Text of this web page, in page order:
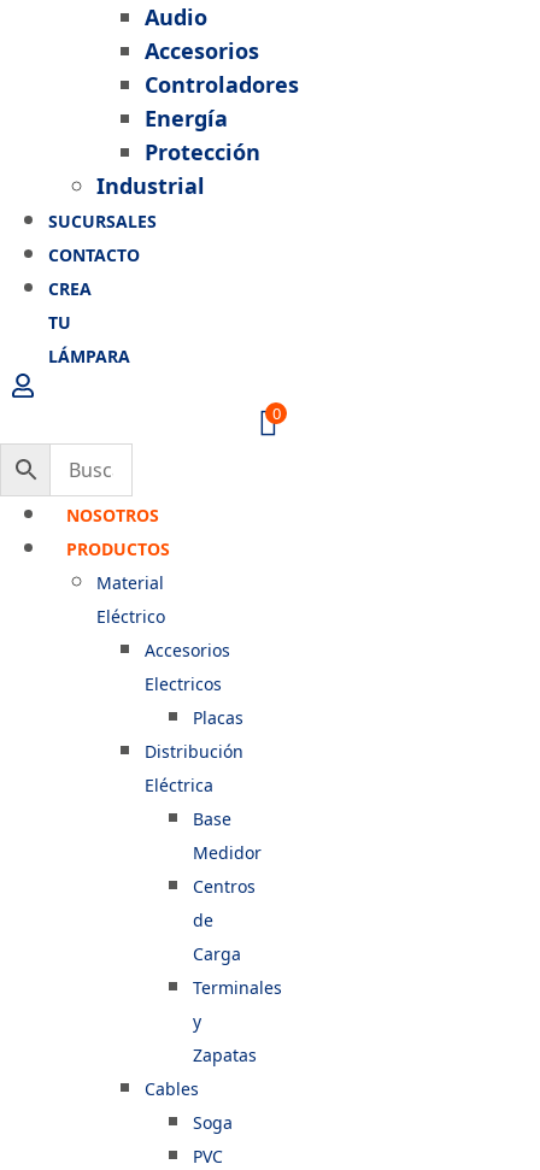
Audio
Accesorios
Controladores
Energía
Protección
Industrial
SUCURSALES
CONTACTO
CREA
TU
LÁMPARA
0
NOSOTROS
PRODUCTOS
Material
Eléctrico
Accesorios
Electricos
Placas
Distribución
Eléctrica
Base
Medidor
Centros
de
Carga
Terminales
y
Zapatas
Cables
Soga
PVC